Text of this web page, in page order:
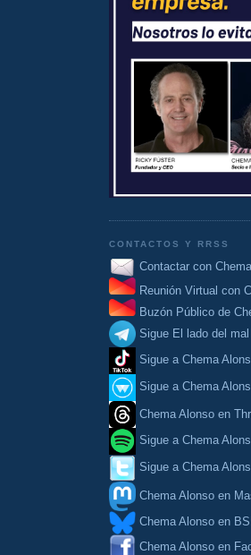
CONTACTOS Y RRSS
Contactar con
Reunión Virtual con
Buzón Público de
Sigue El lado del
Sigue a Chema
Sigue a Chema
Chema Alonso en
Sigue a Chema
Sigue a Chema
Chema Alonso en
Chema Alonso en
Chema Alonso en